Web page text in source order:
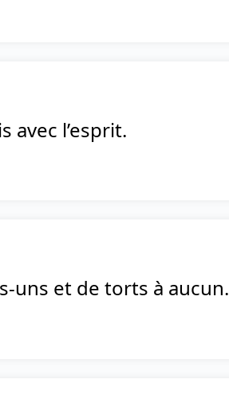
avec l’esprit.
uns et de torts à aucun.